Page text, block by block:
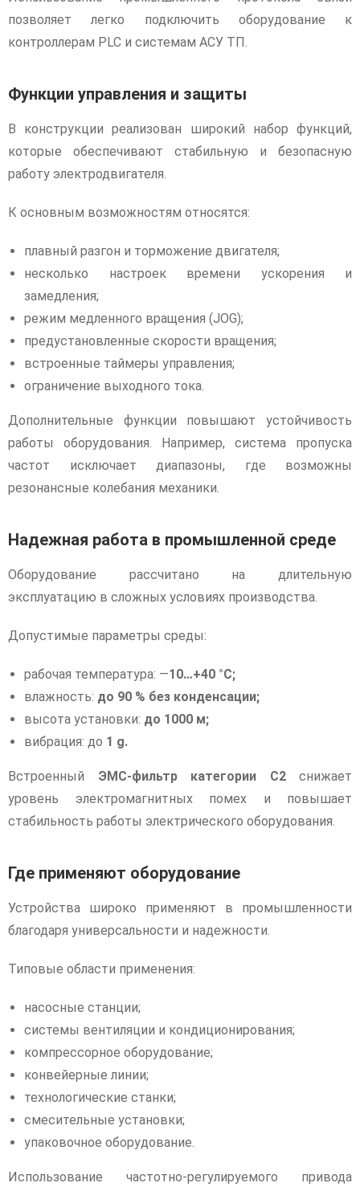
позволяет легко подключить оборудование к
контроллерам PLC и системам АСУ ТП.
Функции управления и защиты
В конструкции реализован широкий набор функций,
которые обеспечивают стабильную и безопасную
работу электродвигателя.
К основным возможностям относятся:
плавный разгон и торможение двигателя;
несколько настроек времени ускорения и
замедления;
режим медленного вращения (JOG);
предустановленные скорости вращения;
встроенные таймеры управления;
ограничение выходного тока.
Дополнительные функции повышают устойчивость
работы оборудования. Например, система пропуска
частот исключает диапазоны, где возможны
резонансные колебания механики.
Надежная работа в промышленной среде
Оборудование рассчитано на длительную
эксплуатацию в сложных условиях производства.
Допустимые параметры среды:
рабочая температура: —10…+40 °C;
влажность: до 90 % без конденсации;
высота установки: до 1000 м;
вибрация: до 1 g.
Встроенный ЭМС-фильтр категории C2снижает
уровень электромагнитных помех и повышает
стабильность работы электрического оборудования.
Где применяют оборудование
Устройства широко применяют в промышленности
благодаря универсальности и надежности.
Типовые области применения:
насосные станции;
системы вентиляции и кондиционирования;
компрессорное оборудование;
конвейерные линии;
технологические станки;
смесительные установки;
упаковочное оборудование.
Использование частотно-регулируемого привода